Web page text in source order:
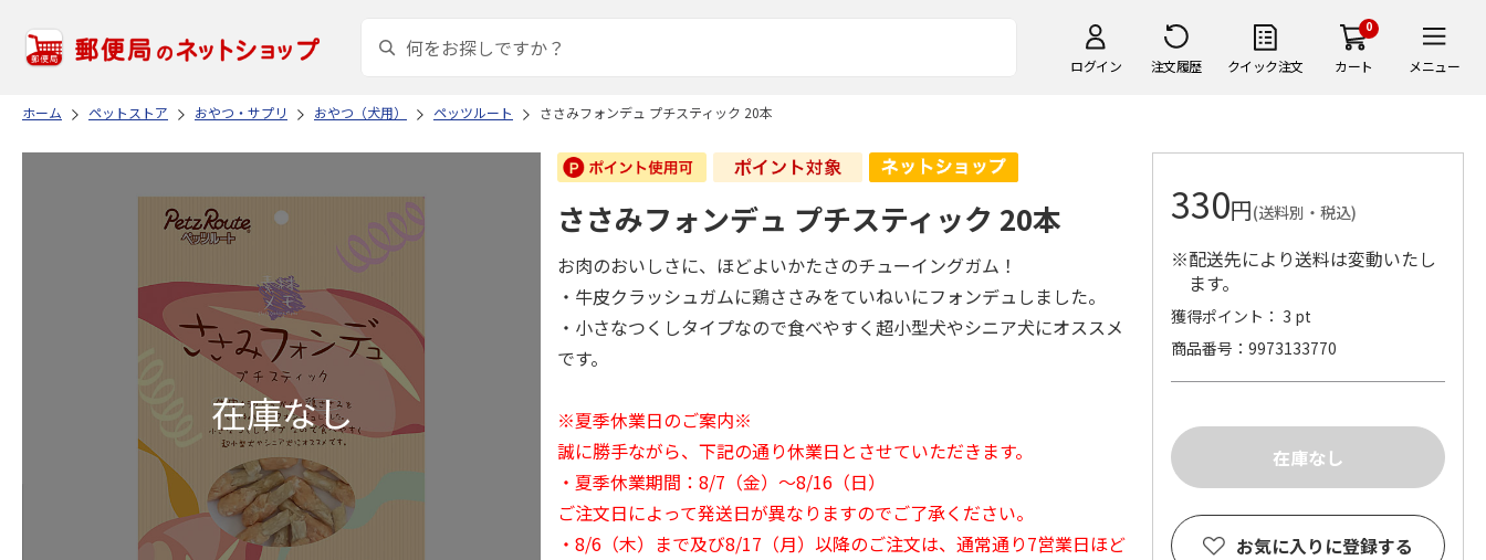
ログイン 注文履歴 クイック注文
0
カート メニュー
ホーム ペットストア おやつ・サプリ おやつ（犬用） ペッツルート ささみフォンデュ プチスティック 20本
ささみフォンデュ プチスティック 20本
お肉のおいしさに、ほどよいかたさのチューイングガム！
・牛皮クラッシュガムに鶏ささみをていねいにフォンデュしました。
・小さなつくしタイプなので食べやすく超小型犬やシニア犬にオススメ
です。
※夏季休業日のご案内※
誠に勝手ながら、下記の通り休業日とさせていただきます。
・夏季休業期間：8/7（金）～8/16（日）
ご注文日によって発送日が異なりますのでご了承ください。
・8/6（木）まで及び8/17（月）以降のご注文は、通常通り7営業日ほど
330円(送料別・税込)
※配送先により送料は変動いたし
ます。
獲得ポイント： 3 pt
商品番号
9973133770
お気に入りに登録する